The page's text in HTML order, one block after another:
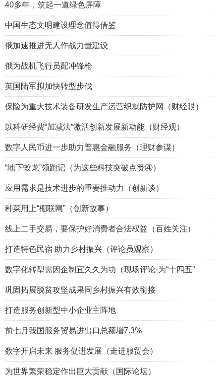
40多年，筑起一道绿色屏障
中国生态文明建设理念值得借鉴
俄加速推进无人作战力量建设
俄为战机飞行员配冲锋枪
英国陆军拟加快转型步伐
保险为重大技术装备研发生产运营织就防护网（财经眼）
以科研经费“加减法”激活创新发展新动能（财经观）
数字人民币进一步助力普惠金融服务（理财参谋）
“地下蛟龙”领跑记（为这些科技突破点赞④）
应用需求是技术进步的重要推动力（创新谈）
种菜用上“棚联网”（创新故事）
线上二手交易，要保护好消费者合法权益（百姓关注）
打造特色民宿 助力乡村振兴（评论员观察）
数字化转型需因企制宜久久为功（现场评论·为“十四五”
巩固拓展脱贫攻坚成果同乡村振兴有效衔接
打造服务创新型中小企业主阵地
前七月我国服务贸易进出口总额增7.3%
数字开启未来 服务促进发展（走进服贸会）
为世界繁荣稳定作出巨大贡献（国际论坛）